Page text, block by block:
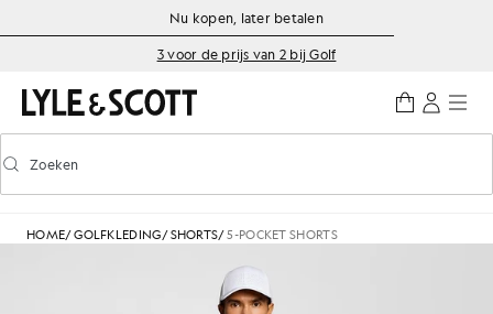
Ga naar de hoofdinhoud
Informatie over toegankelijkheid
Nu kopen, later betalen
3 voor de prijs van 2 bij Golf
Voorspellend zoeken in- of uitschakelen
Zoeken
HOME/GOLFKLEDING/SHORTS/5-POCKET SHORTS